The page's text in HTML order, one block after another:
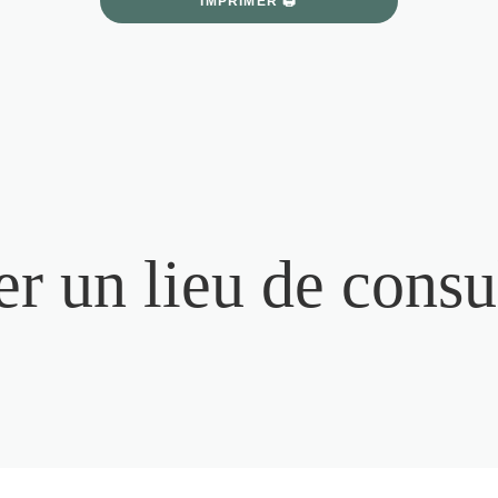
un lieu de